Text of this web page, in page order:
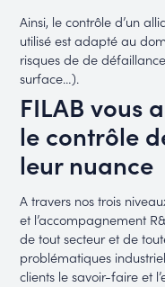
Ainsi, le contrôle d’un
utilisé est adapté au
risques de de
surface…).
FILAB vous
le contrôle
leur nuance
A travers nos trois
et l’accompagnement
de tout secteur et de
problématiques
clients le savoir-faire et